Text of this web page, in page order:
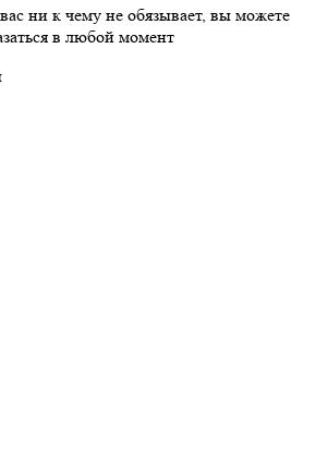
ни к чему не обязывает, вы можете
в любой момент